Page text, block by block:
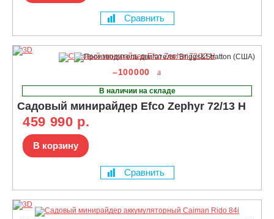
Сравнить
–100000
В наличии на складе
Садовый минирайдер Efco Zephyr 72/13 H
459 990 р.
В корзину
Сравнить